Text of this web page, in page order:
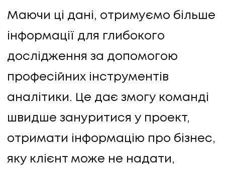
Маючи ці дані, отримуємо більше
інформації для глибокого
дослідження за допомогою
професійних інструментів
аналітики. Це дає змогу команді
швидше зануритися у проект,
отримати інформацію про бізнес,
яку клієнт може не надати,